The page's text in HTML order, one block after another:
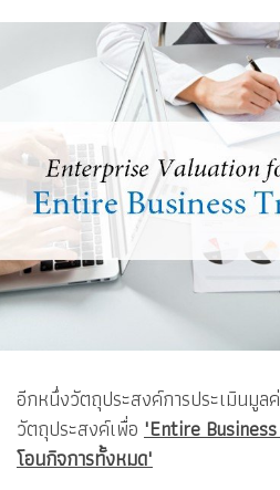
อีกหนึ่งวัตถุประสงค์การประเมินมูล
วัตถุประสงค์เพื่อ "Entire
โอนกิจการทั้งหมด"